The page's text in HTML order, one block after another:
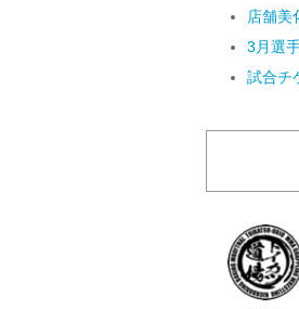
店舗美
3月選
試合チ